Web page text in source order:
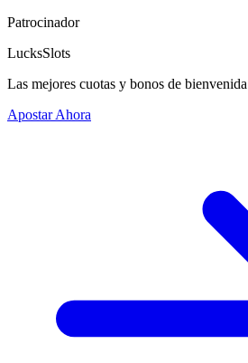
Patrocinador
LucksSlots
Las mejores cuotas y bonos de
Apostar Ahora